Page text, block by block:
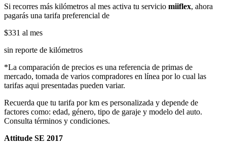
Si recorres más kilómetros al mes activa tu servicio miiflex, ahora
pagarás una tarifa preferencial de
$331 al mes
sin reporte de kilómetros
*La comparación de precios es una referencia de primas de
mercado, tomada de varios compradores en línea por lo cual las
tarifas aqui presentadas pueden variar.
Recuerda que tu tarifa por km es personalizada y depende de
factores como: edad, género, tipo de garaje y modelo del auto.
Consulta términos y condiciones.
Attitude SE 2017